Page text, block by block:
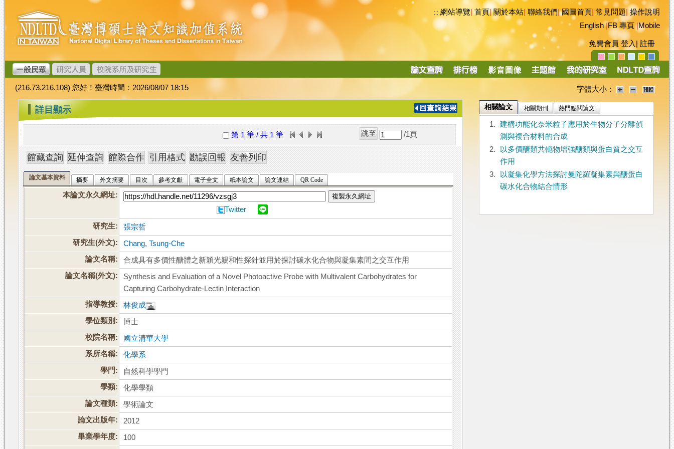
跳
到
主
要
內
容
臺
灣
博
碩
士
論
文
加
值
系
統
::: 網站導覽|首頁|關於本站 聯絡我們|國圖首頁 常見問題|操作說明
English|FB 專頁|Mobile
免費會員 登入 註冊
導
(216.73.216.108) 您好！臺灣時間：2026/08/07 18:15 字體大小：
::: 詳目顯示
第 1 筆 / 共 1 筆 /1 頁
論文基本資料 摘要 外文摘要 目次 參考文獻 電子全文 紙本論文 論文連結 QR Code
本論文永久網址: 複製永久網址
Twitter
研究生:
張宗哲
研究生(外文):
Chang, Tsung-Che
論文名稱:
合成具有多價性醣體之新穎光親和性探針並用於探討碳水化合物與凝集素間之交互作用
論文名稱(外文):
Synthesis and Evaluation of a Novel Photoactive Probe with Multivalent Carbohydrates for
Capturing Carbohydrate-Lectin Interaction
指導教授:
林俊成
學位類別:
博士
校院名稱:
國立清華大學
系所名稱:
化學系
學門:
自然科學學門
學類:
化學學類
論文種類:
學術論文
論文出版年:
2012
畢業學年度:
100
相關論文 相關期刊 熱門點閱論文
1.
建構功能化奈米粒子應用於生物分子分離偵
測與複合材料的合成
2.
以多價醣類共軛物增強醣類與蛋白質之交互
作用
3.
以凝集化學方法探討曼陀羅凝集素與醣蛋白
碳水化合物結合情形